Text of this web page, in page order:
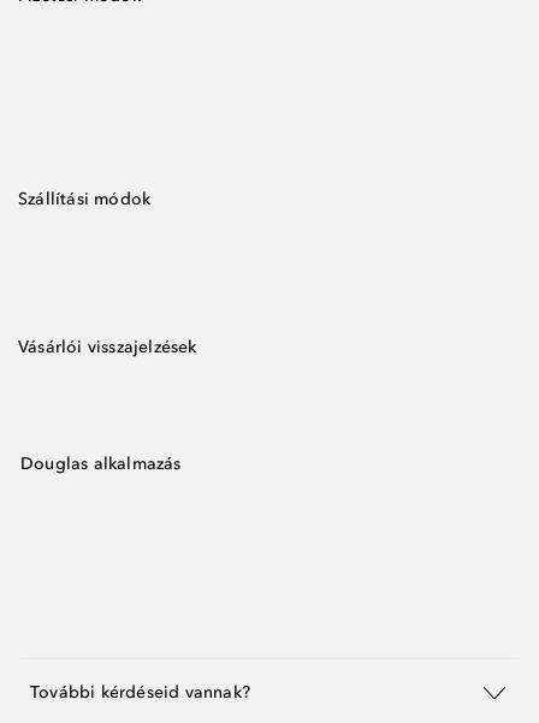
Szállítási módok
Vásárlói visszajelzések
Douglas alkalmazás
További kérdéseid vannak?